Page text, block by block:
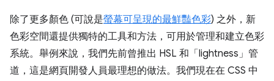
除了更多顏色 (可說是螢幕可呈現的最鮮豔色彩) 之外，新
色彩空間還提供獨特的工具和方法，可用於管理和建立色彩
系統。舉例來說，我們先前曾推出 HSL 和「lightness」管
道，這是網頁開發人員最理想的做法。我們現在在 CSS 中